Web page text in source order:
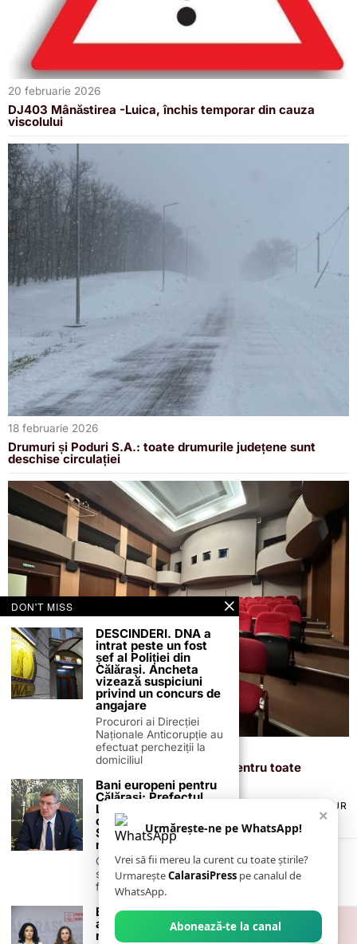
20 februarie 2026
DJ403 Mânăstirea -Luica, închis temporar din cauza
viscolului
18 februarie 2026
Drumuri și Poduri S.A.: toate drumurile județene sunt
deschise circulației
Cinema 2D/3D Călărași propune filme pentru toate
vârstele în luna februarie
TERMENI ȘI CONDIȚII
POLITICA DE ANULARE & RETUR
PUBLICITATE ONLINE & TIPĂRITĂ
CONTACT
ZIARUL ANUNȚUL CĂLĂRĂȘEAN
×
Urmărește-ne pe WhatsApp!
Vrei să fii mereu la curent cu toate știrile?
UrmareșteCalarasiPress pe canalul de
WhatsApp.
Abonează-te la canal
DON'T MISS
DESCINDERI. DNA a
intrat peste un fost
șef al Poliției din
Călărași. Ancheta
vizează suspiciuni
privind un concurs de
angajare
Procurori ai Direcției
Naționale Anticorupție au
efectuat percheziții la
domiciliul
Bani europeni pentru
Călărași: Prefectul
Laurențiu State anunță
colaborarea cu ADR
Sud-Muntenia pentru
noi finanțări
Călărașul se pregătește
să intre pe harta
finanțărilor europene, cu
Biroul Politic Județean
al PSD Călărași se
reunește pentru